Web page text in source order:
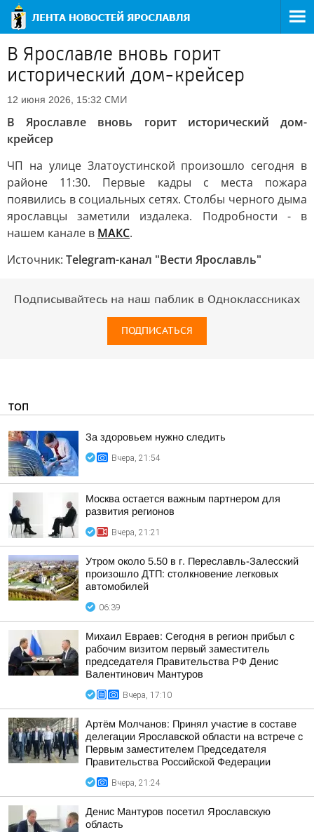
В Ярославле вновь горит
исторический дом-крейсер
12 июня 2026, 15:32 СМИ
В Ярославле вновь горит исторический дом-
крейсер
ЧП на улице Златоустинской произошло сегодня в
районе 11:30. Первые кадры с места пожара
появились в социальных сетях. Столбы черного дыма
ярославцы заметили издалека. Подробности - в
нашем канале в МАКС.
Источник: Telegram-канал "Вести Ярославль"
Подписывайтесь на наш паблик в Одноклассниках
ПОДПИСАТЬСЯ
ТОП
За здоровьем нужно следить
Вчера, 21:54
Москва остается важным партнером для
развития регионов
Вчера, 21:21
Утром около 5.50 в г. Переславль-Залесский
произошло ДТП: столкновение легковых
автомобилей
06:39
Михаил Евраев: Сегодня в регион прибыл с
рабочим визитом первый заместитель
председателя Правительства РФ Денис
Валентинович Мантуров
Вчера, 17:10
Артём Молчанов: Принял участие в составе
делегации Ярославской области на встрече с
Первым заместителем Председателя
Правительства Российской Федерации
Вчера, 21:24
Денис Мантуров посетил Ярославскую
область